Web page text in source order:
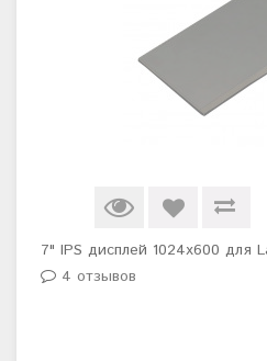
7" IPS дисплей 1024x600 для
4 отзывов